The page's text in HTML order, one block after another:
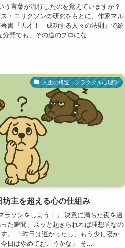
う言葉が流行したのを覚えていますか？
・エリクソンの研究をもとに、作家マル
書『天才！―成功する人々の法則』で紹
野でも、その道のプロにな...
人生の構造・フラクタル心理学
主を超える心の仕組み
ラソンをしよう！」 決意に満ちた夜を過
た瞬間、スッと起きられれば理想的なの
。 「昨日は遅かったし、もう少し寝か
日はやめておこうかな」 そ...